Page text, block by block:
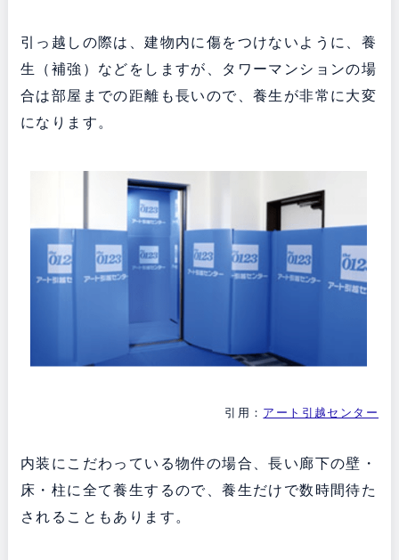
引っ越しの際は、建物内に傷をつけないように、養
生（補強）などをしますが、タワーマンションの場
合は部屋までの距離も長いので、養生が非常に大変
になります。
引用： アート引越センター
内装にこだわっている物件の場合、長い廊下の壁・
床・柱に全て養生するので、養生だけで数時間待た
されることもあります。